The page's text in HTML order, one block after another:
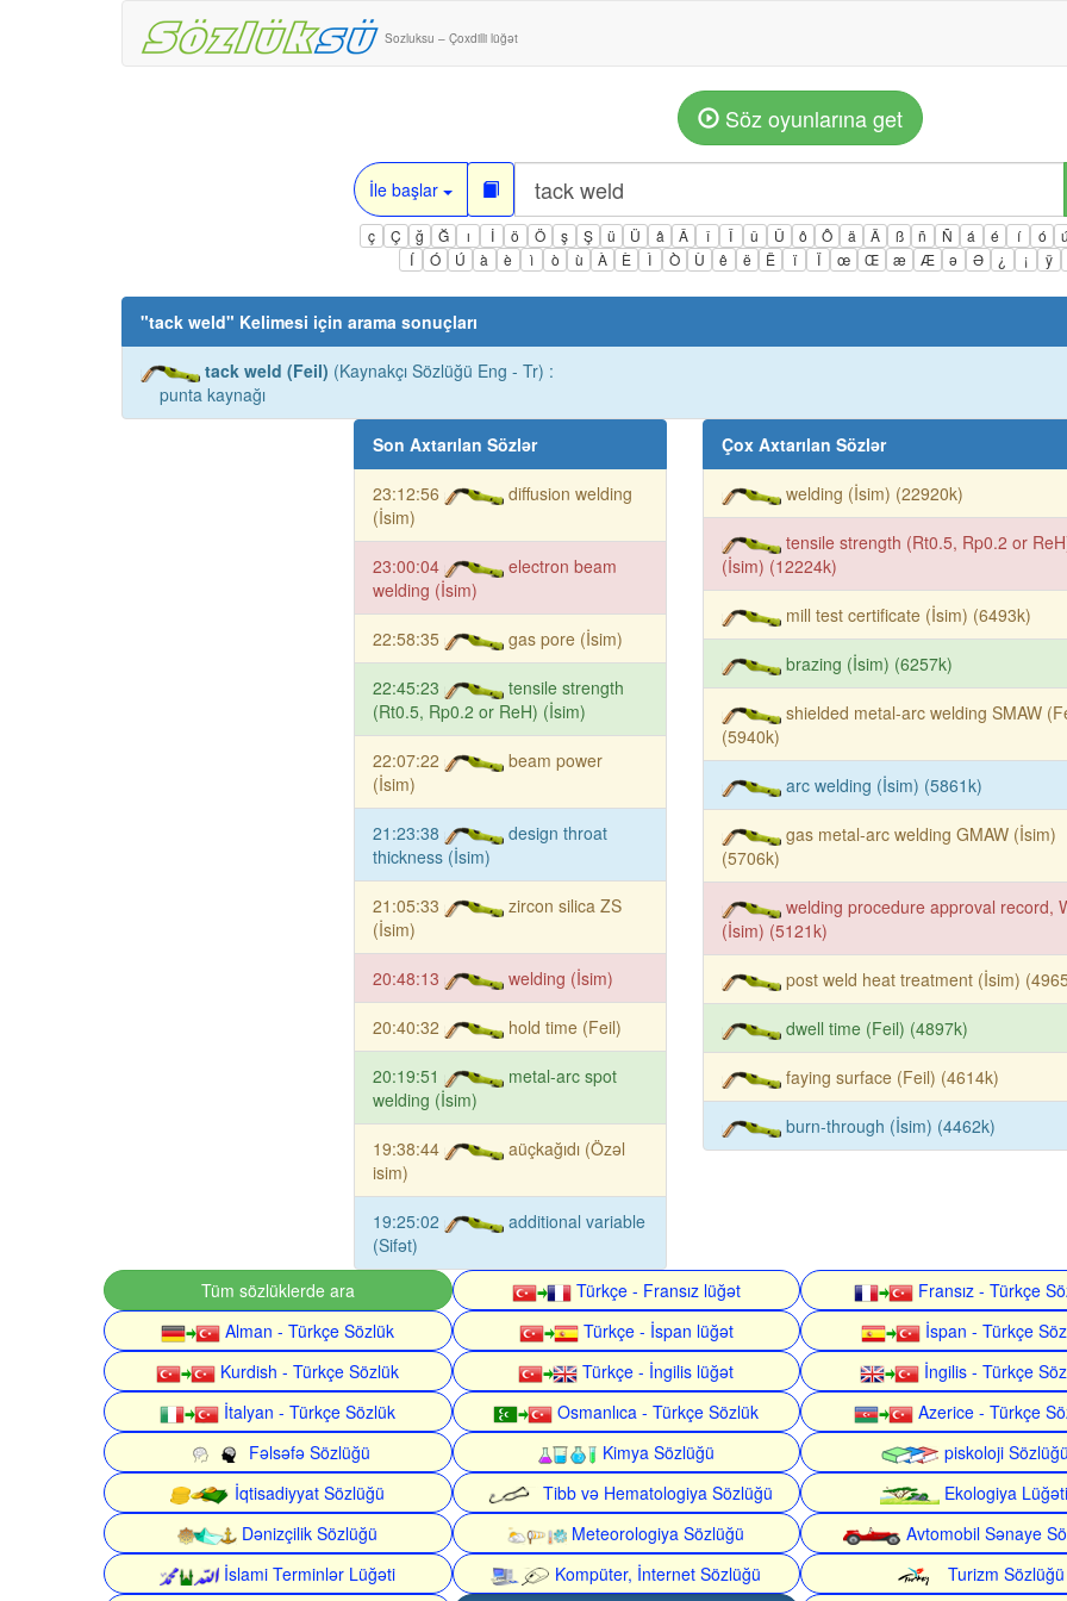
Sozluksu – Çoxdilli lüğət
Söz oyunlarına get
İle başlar
ç Ç ğ Ğ ı İ ö Ö ş Ş ü Ü â Â î Î û Û ô Ô ä Ä ß ñ Ñ á é í ó ú
Í
Ó Ú à è ì ò ù À È Ì Ò Ù ê ë Ë ï Ï œ Œ æ Æ ə Ə ¿ ¡ ÿ
"tack weld" Kelimesi için arama sonuçları
tack weld (Feil) (Kaynakçı Sözlüğü Eng - Tr) :
punta kaynağı
Son Axtarılan Sözlər
23:12:56
diffusion welding
(İsim)
23:00:04
electron beam
welding (İsim)
22:58:35 gas pore (İsim)
22:45:23
tensile strength
(Rt0.5, Rp0.2 or ReH) (İsim)
22:07:22
beam power
(İsim)
21:23:38
design throat
thickness (İsim)
21:05:33
zircon silica ZS
(İsim)
20:48:13 welding (İsim)
20:40:32 hold time (Feil)
20:19:51
metal-arc spot
welding (İsim)
19:38:44
aüçkağıdı (Özəl
isim)
19:25:02
additional variable
(Sifət)
Çox Axtarılan Sözlər
welding (İsim) (22920k)
tensile strength (Rt0.5, Rp0.2 or
(İsim) (12224k)
mill test certificate (İsim) (6493k)
brazing (İsim) (6257k)
shielded metal-arc welding SMAW
(5940k)
arc welding (İsim) (5861k)
gas metal-arc welding GMAW (İsim)
(5706k)
welding procedure approval record,
(İsim) (5121k)
post weld heat treatment (İsim)
dwell time (Feil) (4897k)
faying surface (Feil) (4614k)
burn-through (İsim) (4462k)
Tüm sözlüklerde ara Türkçe - Fransız lüğət Fransız - Türkçe
Alman - Türkçe Sözlük
Türkçe - İspan lüğət İspan - Türkçe
Kurdish - Türkçe Sözlük
Türkçe - İngilis lüğət İngilis - Türkçe
İtalyan - Türkçe Sözlük
Osmanlıca - Türkçe Sözlük Azerice - Türkçe
Fəlsəfə Sözlüğü
Kimya Sözlüğü piskoloji Sözlüğü
İqtisadiyyat Sözlüğü
Tibb və Hematologiya Sözlüğü Ekologiya Lüğəti
Dənizçilik Sözlüğü
Meteorologiya Sözlüğü Avtomobil Sənaye
İslami Terminlər Lüğəti
Kompüter, İnternet Sözlüğü Turizm Sözlüğü